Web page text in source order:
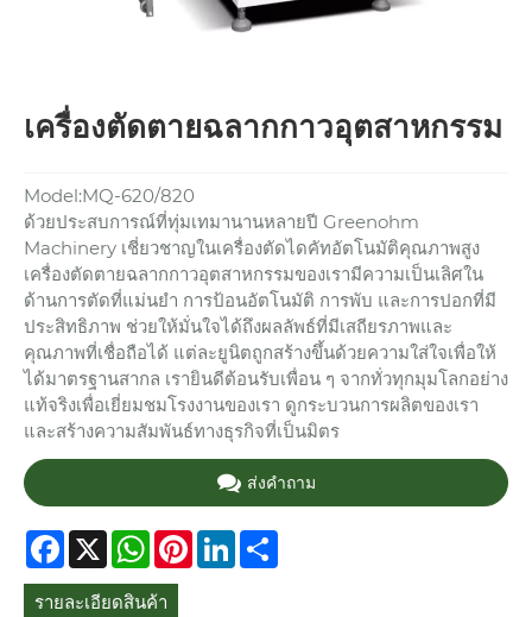
เครื่องตัดตายฉลากกาวอุตสาหกรรม
Model:MQ-620/820
ด้วยประสบการณ์ที่ทุ่มเทมานานหลายปี Greenohm
Machinery เชี่ยวชาญในเครื่องตัดไดคัทอัตโนมัติคุณภาพสูง
เครื่องตัดตายฉลากกาวอุตสาหกรรมของเรามีความเป็นเลิศใน
ด้านการตัดที่แม่นยำ การป้อนอัตโนมัติ การพับ และการปอกที่มี
ประสิทธิภาพ ช่วยให้มั่นใจได้ถึงผลลัพธ์ที่มีเสถียรภาพและ
คุณภาพที่เชื่อถือได้ แต่ละยูนิตถูกสร้างขึ้นด้วยความใส่ใจเพื่อให้
ได้มาตรฐานสากล เรายินดีต้อนรับเพื่อน ๆ จากทั่วทุกมุมโลกอย่าง
แท้จริงเพื่อเยี่ยมชมโรงงานของเรา ดูกระบวนการผลิตของเรา
และสร้างความสัมพันธ์ทางธุรกิจที่เป็นมิตร
ส่งคำถาม
Facebook
X WhatsApp
PinterestLinkedIn
รายละเอียดสินค้า